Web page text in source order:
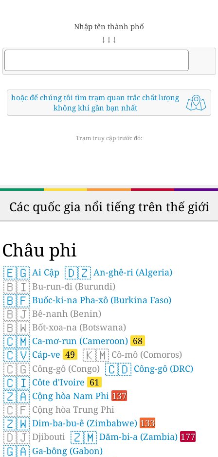
Nhập tên thành phố
↓ ↓ ↓
hoặc để chúng tôi tìm trạm quan trắc chất lượng
không khí gần bạn nhất
Trạm truy cập trước đó:
Các quốc gia nổi tiếng trên thế giới
Châu phi
🇪🇬 Ai Cập 🇩🇿 An-ghê-ri (Algeria)
🇧🇮 Bu-run-đi (Burundi)
🇧🇫 Buốc-ki-na Pha-xô (Burkina Faso)
🇧🇯 Bê-nanh (Benin)
🇧🇼 Bốt-xoa-na (Botswana)
🇨🇲 Ca-mơ-run (Cameroon) 68
🇨🇻 Cáp-ve 49 🇰🇲 Cô-mô (Comoros)
🇨🇬 Công-gô (Congo) 🇨🇩 Công-gô (DRC)
🇨🇮 Côte d'Ivoire 61
🇿🇦 Cộng hòa Nam Phi 137
🇨🇫 Cộng hòa Trung Phi
🇿🇼 Dim-ba-bu-ê (Zimbabwe) 133
🇩🇯 Djibouti 🇿🇲 Dăm-bi-a (Zambia) 177
🇬🇦 Ga-bông (Gabon)